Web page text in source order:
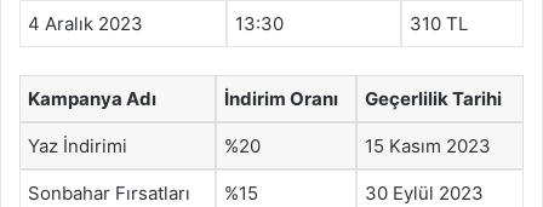
4 Aralık 2023 13:30 310 TL
Kampanya Adı İndirim Oranı Geçerlilik Tarihi
Yaz İndirimi %20 15 Kasım 2023
Sonbahar Fırsatları %15 30 Eylül 2023